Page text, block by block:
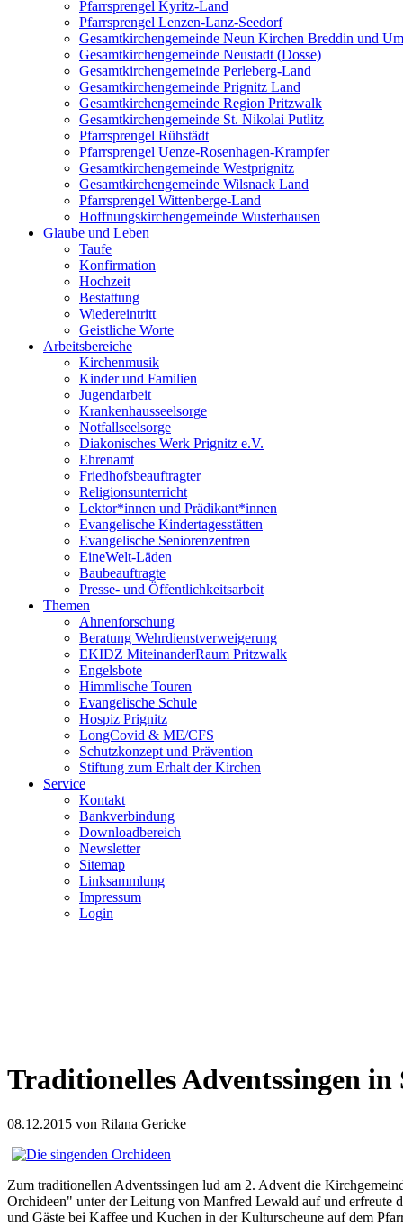
Pfarrsprengel Kyritz-Land
Pfarrsprengel Lenzen-Lanz-Seedorf
Gesamtkirchengemeinde Neun Kirchen Breddin und
Gesamtkirchengemeinde Neustadt (Dosse)
Gesamtkirchengemeinde Perleberg-Land
Gesamtkirchengemeinde Prignitz Land
Gesamtkirchengemeinde Region Pritzwalk
Gesamtkirchengemeinde St. Nikolai Putlitz
Pfarrsprengel Rühstädt
Pfarrsprengel Uenze-Rosenhagen-Krampfer
Gesamtkirchengemeinde Westprignitz
Gesamtkirchengemeinde Wilsnack Land
Pfarrsprengel Wittenberge-Land
Hoffnungskirchengemeinde Wusterhausen
Glaube und Leben
Taufe
Konfirmation
Hochzeit
Bestattung
Wiedereintritt
Geistliche Worte
Arbeitsbereiche
Kirchenmusik
Kinder und Familien
Jugendarbeit
Krankenhausseelsorge
Notfallseelsorge
Diakonisches Werk Prignitz e.V.
Ehrenamt
Friedhofsbeauftragter
Religionsunterricht
Lektor*innen und Prädikant*innen
Evangelische Kindertagesstätten
Evangelische Seniorenzentren
EineWelt-Läden
Baubeauftragte
Presse- und Öffentlichkeitsarbeit
Themen
Ahnenforschung
Beratung Wehrdienstverweigerung
EKIDZ MiteinanderRaum Pritzwalk
Engelsbote
Himmlische Touren
Evangelische Schule
Hospiz Prignitz
LongCovid & ME/CFS
Schutzkonzept und Prävention
Stiftung zum Erhalt der Kirchen
Service
Kontakt
Bankverbindung
Downloadbereich
Newsletter
Sitemap
Linksammlung
Impressum
Login
Traditionelles Adventssingen in
08.12.2015 von Rilana Gericke
Zum traditionellen Adventssingen lud am 2. Advent die
Orchideen" unter der Leitung von Manfred Lewald auf und erfreute
und Gäste bei Kaffee und Kuchen in der Kulturscheune auf dem